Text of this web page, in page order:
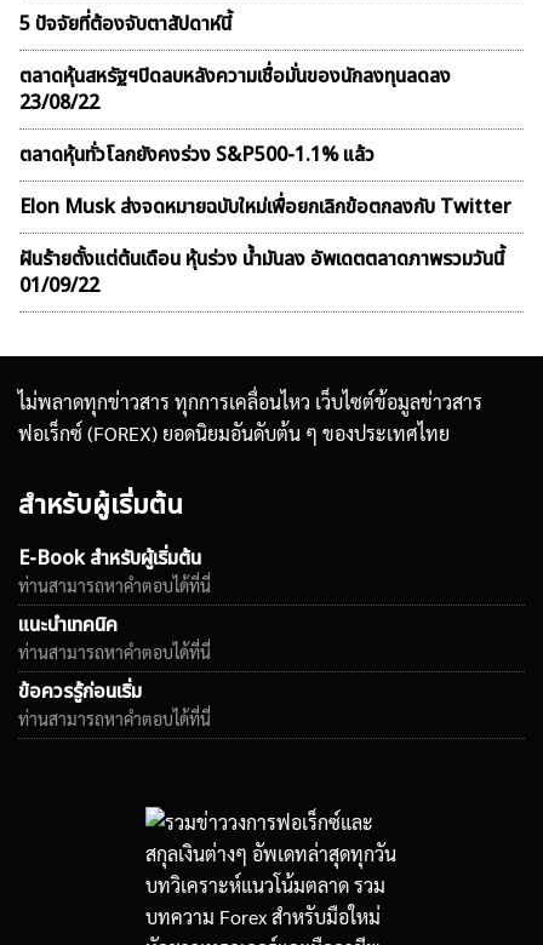
5 ปัจจัยที่ต้องจับตาสัปดาห์นี้
ตลาดหุ้นสหรัฐฯปิดลบหลังความเชื่อมั่นของนักลงทุนลดลง
23/08/22
ตลาดหุ้นทั่วโลกยังคงร่วง S&P500-1.1% แล้ว
Elon Musk ส่งจดหมายฉบับใหม่เพื่อยกเลิกข้อตกลงกับ Twitter
ฝันร้ายตั้งแต่ต้นเดือน หุ้นร่วง น้ำมันลง อัพเดตตลาดภาพรวมวันนี้
01/09/22
ไม่พลาดทุกข่าวสาร ทุกการเคลื่อนไหว เว็บไซต์ข้อมูลข่าวสาร
ฟอเร็กซ์ (FOREX) ยอดนิยมอันดับต้น ๆ ของประเทศไทย
สำหรับผู้เริ่มต้น
E-Book สำหรับผู้เริ่มต้น
ท่านสามารถหาคำตอบได้ที่นี่
แนะนำเทคนิค
ท่านสามารถหาคำตอบได้ที่นี่
ข้อควรรู้ก่อนเริ่ม
ท่านสามารถหาคำตอบได้ที่นี่